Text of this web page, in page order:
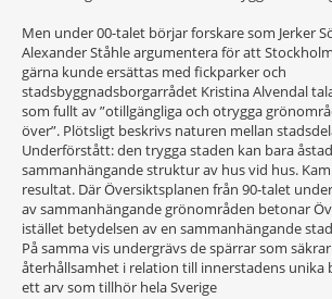
Men under 00-talet börjar forskare som Jerker
Alexander Ståhle argumentera för att
gärna kunde ersättas med fickparker och
stadsbyggnadsborgarrådet Kristina Alvendal
som fullt av ”otillgängliga och otrygga
över”. Plötsligt beskrivs naturen mellan
Underförstått: den trygga staden kan bara
sammanhängande struktur av hus vid hus.
resultat. Där Översiktsplanen från 90-talet
av sammanhängande grönområden betonar
istället betydelsen av en sammanhängande
På samma vis undergrävs de spärrar som
återhållsamhet i relation till innerstadens unika
ett arv som tillhör hela Sverige